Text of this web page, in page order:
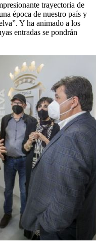
trayectoria de
época de nuestro país y
Y ha animado a los
entradas se pondrán